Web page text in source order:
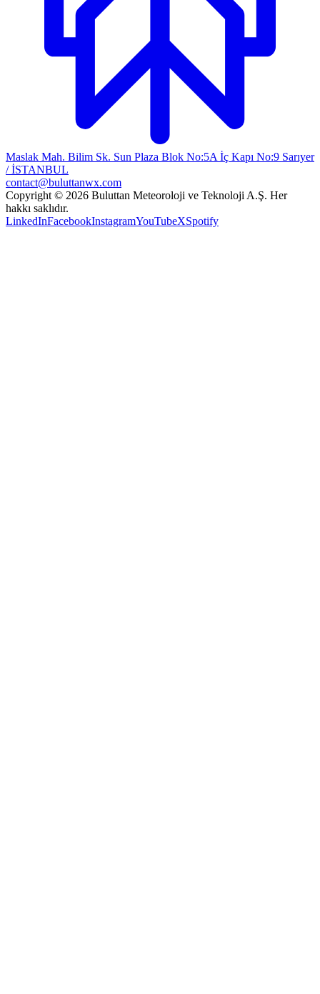
Maslak Mah. Bilim Sk. Sun Plaza Blok No:5A İç Kapı No:9 Sarıyer
/ İSTANBUL
contact@buluttanwx.com
Copyright © 2026 Buluttan Meteoroloji ve Teknoloji A.Ş. Her
hakkı saklıdır.
LinkedInFacebookInstagramYouTubeXSpotify